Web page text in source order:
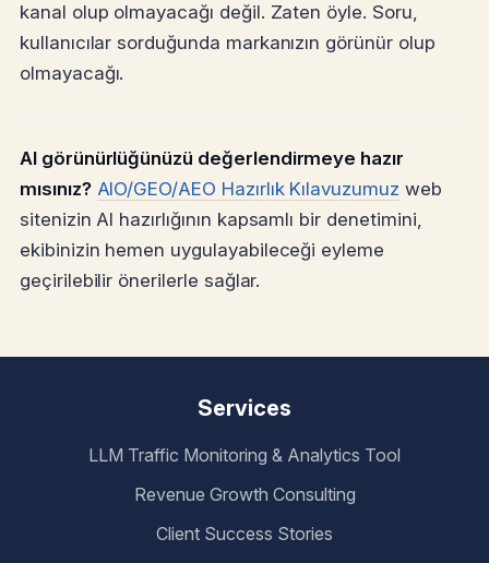
kanal olup olmayacağı değil. Zaten öyle. Soru,
kullanıcılar sorduğunda markanızın görünür olup
olmayacağı.
AI görünürlüğünüzü değerlendirmeye hazır
mısınız? AIO/GEO/AEO Hazırlık Kılavuzumuz web
sitenizin AI hazırlığının kapsamlı bir denetimini,
ekibinizin hemen uygulayabileceği eyleme
geçirilebilir önerilerle sağlar.
Services
LLM Traffic Monitoring & Analytics Tool
Revenue Growth Consulting
Client Success Stories